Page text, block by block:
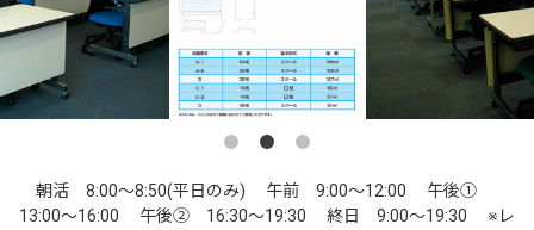
朝活 8:00～8:50(平日のみ) 午前 9:00～12:00 午後①
13:00～16:00 午後② 16:30～19:30 終日 9:00～19:30 ※レ